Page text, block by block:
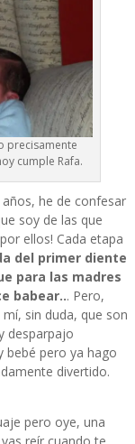
precisamente
cumple Rafa.
he de confesar
soy de las que
ellos! Cada etapa
del primer diente
para las madres
babear... Pero,
sin duda, que son
desparpajo
bebé pero ya hago
divertido.
pero oye, una